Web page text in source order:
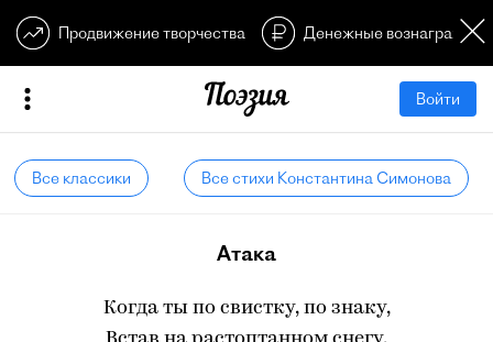
Продвижение творчества Денежные
Войти
Все классики Все стихи Константина Симонова
Атака
Когда ты по свистку, по знаку,